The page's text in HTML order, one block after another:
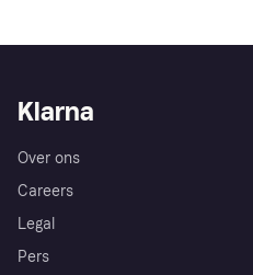
Klarna
Over ons
Careers
Legal
Pers